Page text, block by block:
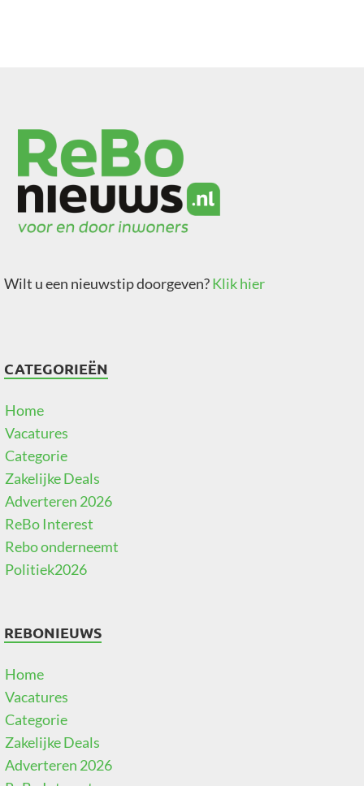
Wilt u een nieuwstip doorgeven?Klik hier
CATEGORIEËN
Home
Vacatures
Categorie
Zakelijke Deals
Adverteren 2026
ReBo Interest
Rebo onderneemt
Politiek2026
REBONIEUWS
Home
Vacatures
Categorie
Zakelijke Deals
Adverteren 2026